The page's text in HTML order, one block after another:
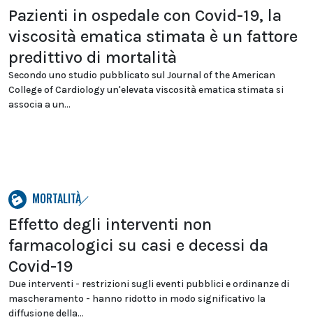
Pazienti in ospedale con Covid-19, la
viscosità ematica stimata è un fattore
predittivo di mortalità
Secondo uno studio pubblicato sul Journal of the American
College of Cardiology un'elevata viscosità ematica stimata si
associa a un...
MORTALITÀ
Effetto degli interventi non
farmacologici su casi e decessi da
Covid-19
Due interventi - restrizioni sugli eventi pubblici e ordinanze di
mascheramento - hanno ridotto in modo significativo la
diffusione della...